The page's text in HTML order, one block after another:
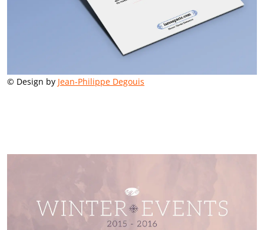
© Design by Jean-Philippe Degouis